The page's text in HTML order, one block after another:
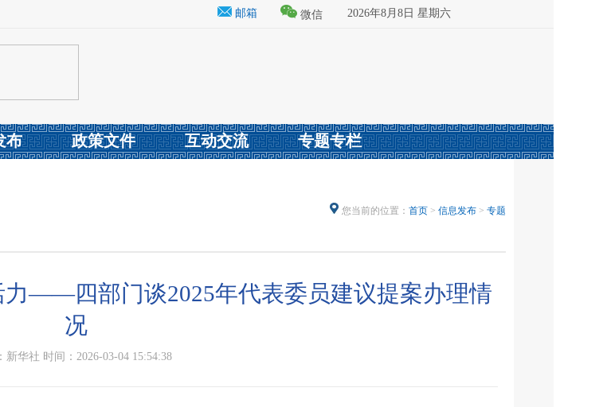
邮箱 微信 2026年8月8日 星期六
布 政策文件 互动交流 专题专栏
您当前的位置： 首页 > 信息发布 > 专题
力——四部门谈2025年代表委员建议提案办理情
况
新华社 时间：2026-03-04 15:54:38